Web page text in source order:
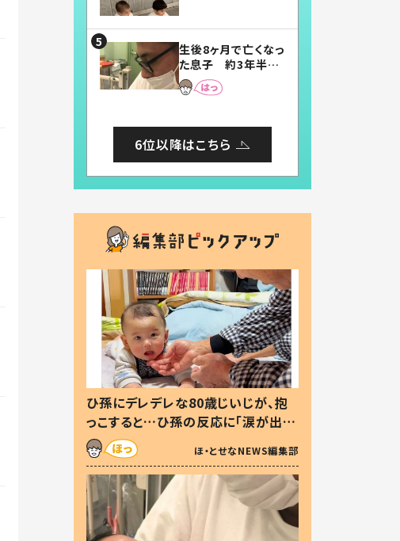
まらない」「幸せにな
れる」
生後8ヶ月で亡くなっ
た息子 約3年半
後、当時の妻の日記
に書いてあった本音
6位以降はこちら
ひ孫にデレデレな80歳じいじが、抱
っこすると…ひ孫の反応に「涙が出ま
した」「可愛くて仕方ない」
ほ・とせなNEWS編集部